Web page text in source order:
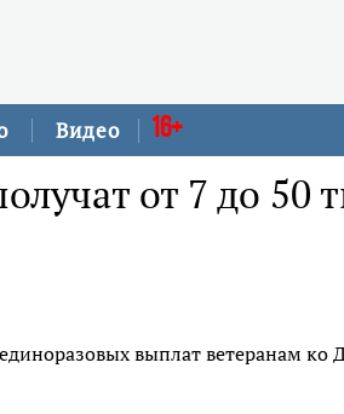
Видео 16+
от 7 до 50
выплат ветеранам